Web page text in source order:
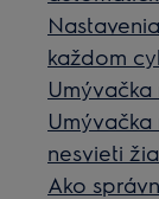
každom
nesvieti
Ako